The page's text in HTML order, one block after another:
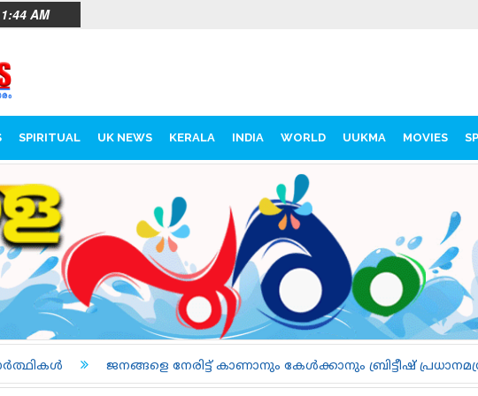
AM
SPIRITUAL UK NEWS KERALA INDIA WORLD UUKMA MOVIES
നേരിട്ട് കാണാനും കേൾക്കാനും ബ്രിട്ടീഷ് പ്രധാനമന്ത്രി; ആൻഡി